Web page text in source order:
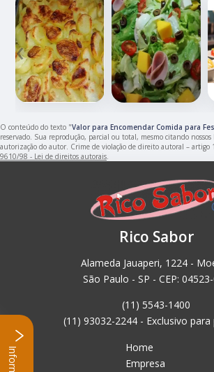
‹
O conteúdo do texto "Valor para Encomendar Comida para
reservado. Sua reprodução, parcial ou total, mesmo citando
autorização do autor. Crime de violação de direito autoral – artigo
9610/98 - Lei de direitos autorais
Rico Sabor
Alameda Jauaperi, 1224 -
São Paulo - SP - CEP:
(11) 5543-1400
(11) 93032-2244 - Exclusivo para
Home
Empresa